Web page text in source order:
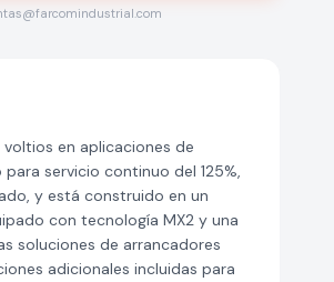
en aplicaciones de
servicio continuo del 125%,
y está construido en un
con tecnología MX2 y una
soluciones de arrancadores
adicionales incluidas para